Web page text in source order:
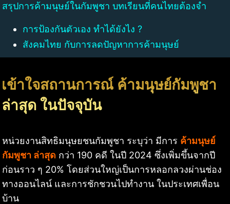
สรุปการค้ามนุษย์ในกัมพูชา บทเรียนที่คนไทยต้องจำ
การป้องกันตัวเอง ทำได้ยังไง ?
สังคมไทย กับการลดปัญหาการค้ามนุษย์
เข้าใจสถานการณ์ ค้ามนุษย์กัมพูชา
ล่าสุด ในปัจจุบัน
หน่วยงานสิทธิมนุษยชนกัมพูชา ระบุว่า มีการ ค้ามนุษย์
กัมพูชา ล่าสุด กว่า 190 คดี ในปี 2024 ซึ่งเพิ่มขึ้นจากปี
ก่อนราว ๆ 20% โดยส่วนใหญ่เป็นการหลอกลวงผ่านช่อง
ทางออนไลน์ และการชักชวนไปทำงาน ในประเทศเพื่อน
บ้าน